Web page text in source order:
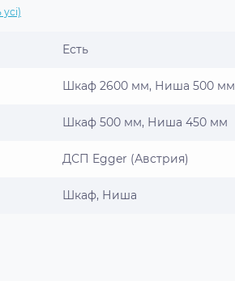
Есть
Шкаф 2600 мм, Ниша 500 мм
Шкаф 500 мм, Ниша 450 мм
ДСП Egger (Австрия)
Шкаф, Ниша